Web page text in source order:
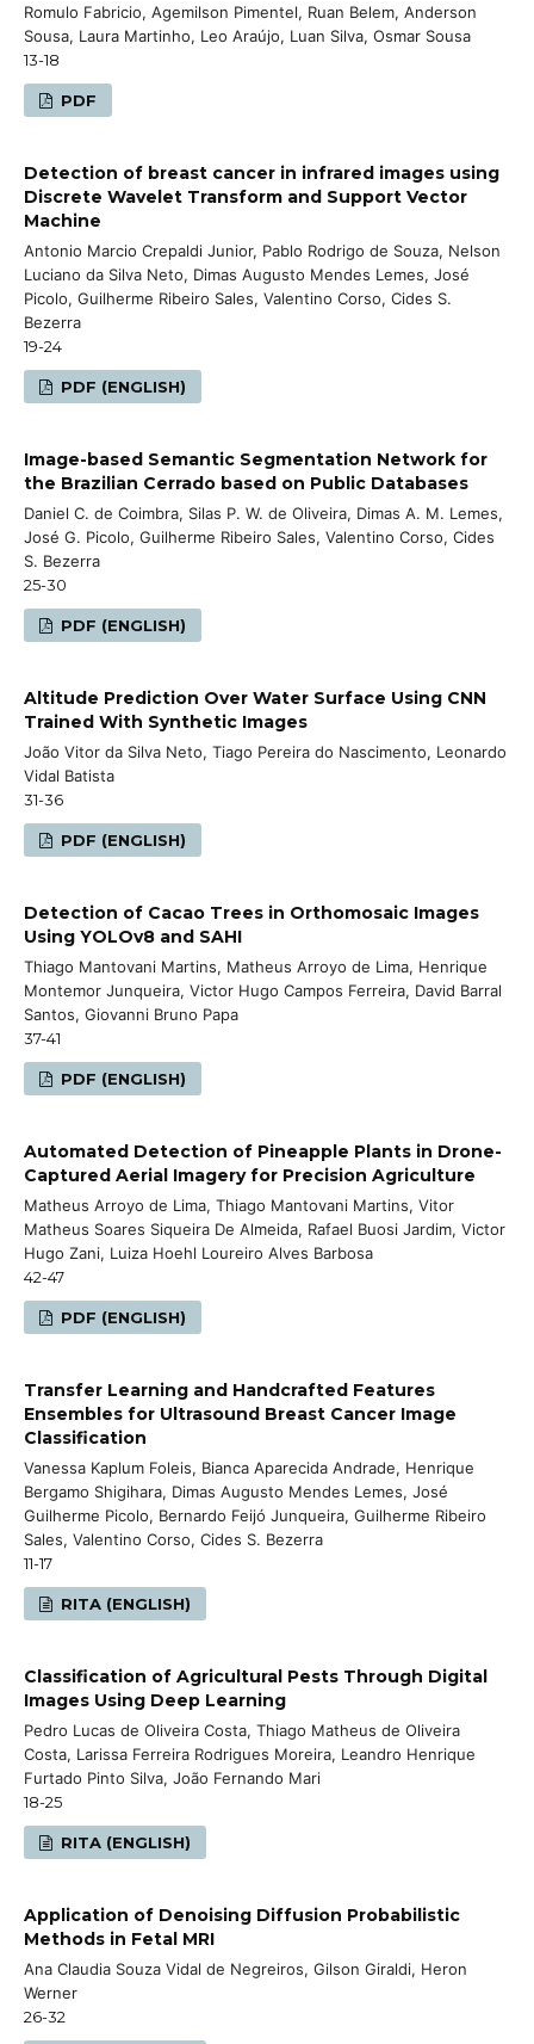
Romulo Fabricio, Agemilson Pimentel, Ruan Belem, Anderson
Sousa, Laura Martinho, Leo Araújo, Luan Silva, Osmar Sousa
13-18
PDF
Detection of breast cancer in infrared images using
Discrete Wavelet Transform and Support Vector
Machine
Antonio Marcio Crepaldi Junior, Pablo Rodrigo de Souza, Nelson
Luciano da Silva Neto, Dimas Augusto Mendes Lemes, José
Picolo, Guilherme Ribeiro Sales, Valentino Corso, Cides S.
Bezerra
19-24
PDF (ENGLISH)
Image-based Semantic Segmentation Network for
the Brazilian Cerrado based on Public Databases
Daniel C. de Coimbra, Silas P. W. de Oliveira, Dimas A. M. Lemes,
José G. Picolo, Guilherme Ribeiro Sales, Valentino Corso, Cides
S. Bezerra
25-30
PDF (ENGLISH)
Altitude Prediction Over Water Surface Using CNN
Trained With Synthetic Images
João Vitor da Silva Neto, Tiago Pereira do Nascimento, Leonardo
Vidal Batista
31-36
PDF (ENGLISH)
Detection of Cacao Trees in Orthomosaic Images
Using YOLOv8 and SAHI
Thiago Mantovani Martins, Matheus Arroyo de Lima, Henrique
Montemor Junqueira, Victor Hugo Campos Ferreira, David Barral
Santos, Giovanni Bruno Papa
37-41
PDF (ENGLISH)
Automated Detection of Pineapple Plants in Drone-
Captured Aerial Imagery for Precision Agriculture
Matheus Arroyo de Lima, Thiago Mantovani Martins, Vitor
Matheus Soares Siqueira De Almeida, Rafael Buosi Jardim, Victor
Hugo Zani, Luiza Hoehl Loureiro Alves Barbosa
42-47
PDF (ENGLISH)
Transfer Learning and Handcrafted Features
Ensembles for Ultrasound Breast Cancer Image
Classification
Vanessa Kaplum Foleis, Bianca Aparecida Andrade, Henrique
Bergamo Shigihara, Dimas Augusto Mendes Lemes, José
Guilherme Picolo, Bernardo Feijó Junqueira, Guilherme Ribeiro
Sales, Valentino Corso, Cides S. Bezerra
11-17
RITA (ENGLISH)
Classification of Agricultural Pests Through Digital
Images Using Deep Learning
Pedro Lucas de Oliveira Costa, Thiago Matheus de Oliveira
Costa, Larissa Ferreira Rodrigues Moreira, Leandro Henrique
Furtado Pinto Silva, João Fernando Mari
18-25
RITA (ENGLISH)
Application of Denoising Diffusion Probabilistic
Methods in Fetal MRI
Ana Claudia Souza Vidal de Negreiros, Gilson Giraldi, Heron
Werner
26-32